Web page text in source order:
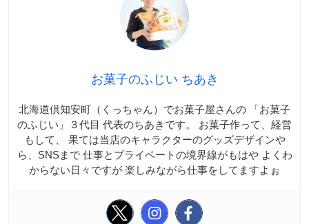
お菓子のふじい ちあき
北海道倶知安町（くっちゃん）でお菓子屋さんの 「お菓子
のふじい」３代目 代表のちあきです。 お菓子作って、経営
もして、 果ては当店のキャラクターのグッズデザインや
ら、SNSまで 仕事とプライベートの境界線がもはや よくわ
からない日々ですが 楽しみながら仕事をしてますよぉ